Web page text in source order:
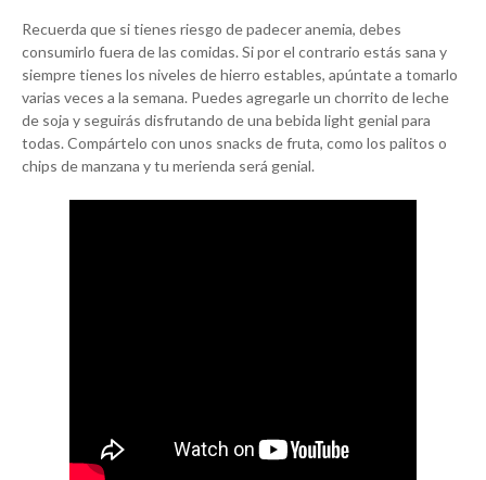
Recuerda que si tienes riesgo de padecer anemia, debes
consumirlo fuera de las comidas. Si por el contrario estás sana y
siempre tienes los niveles de hierro estables, apúntate a tomarlo
varias veces a la semana. Puedes agregarle un chorrito de leche
de soja y seguirás disfrutando de una bebida light genial para
todas. Compártelo con unos snacks de fruta, como los palitos o
chips de manzana y tu merienda será genial.